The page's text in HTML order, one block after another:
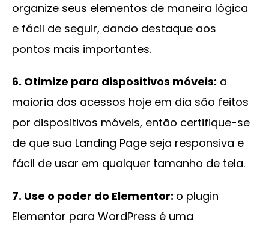
organize seus elementos de maneira lógica
e fácil de seguir, dando destaque aos
pontos mais importantes.
6. Otimize para dispositivos móveis: a
maioria dos acessos hoje em dia são feitos
por dispositivos móveis, então certifique-se
de que sua Landing Page seja responsiva e
fácil de usar em qualquer tamanho de tela.
7. Use o poder do Elementor: o plugin
Elementor para WordPress é uma